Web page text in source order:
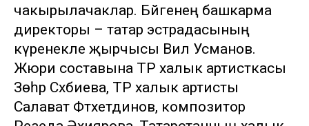
чакырылачаклар. Бәйгенең башкарма
директоры – татар эстрадасының
күренекле җырчысы Вил Усманов.
Жюри составына ТР халык артисткасы
Зөһрә Сәхәбиева, ТР халык артисты
Салават Фәтхетдинов, композитор